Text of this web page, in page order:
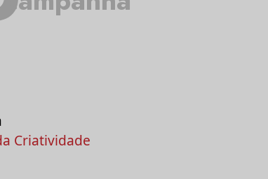
Criatividade